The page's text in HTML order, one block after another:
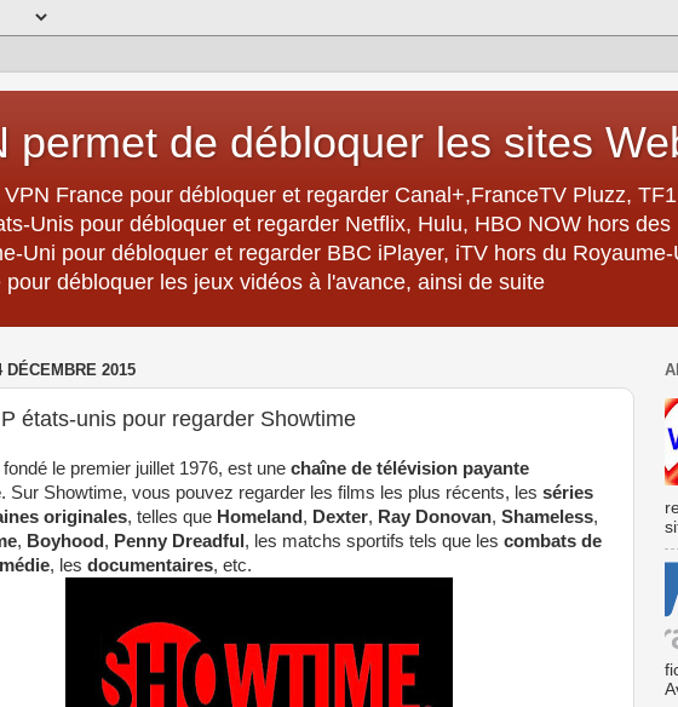
permet de débloquer les sites
VPN France pour débloquer et regarder Canal+,FranceTV Pluzz,
Unis pour débloquer et regarder Netflix, Hulu, HBO NOW hors
Uni pour débloquer et regarder BBC iPlayer, iTV hors du
pour débloquer les jeux vidéos à l'avance, ainsi de suite
DÉCEMBRE 2015
états-unis pour regarder Showtime
fondé le premier juillet 1976, est une chaîne de télévision payante
. Sur Showtime, vous pouvez regarder les films les plus récents, les séries
originales, telles que Homeland , Dexter, Ray Donovan, Shameless,
, Boyhood , Penny Dreadful , les matchs sportifs tels que les combats de
, les documentaires, etc.